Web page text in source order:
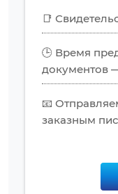
📑
🕒 Время
документов
📧
заказным